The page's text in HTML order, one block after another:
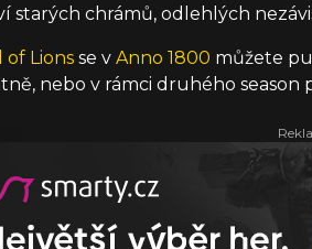
starých chrámů, odlehlých
of Lions se v Anno 1800 můžete
nebo v rámci druhého season